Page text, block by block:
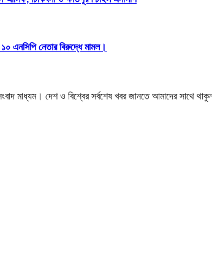
১০ এনসিপি নেতার বিরুদ্ধে মামল।
মাধ্যম। দেশ ও বিশ্বের সর্বশেষ খবর জানতে আমাদের সাথে